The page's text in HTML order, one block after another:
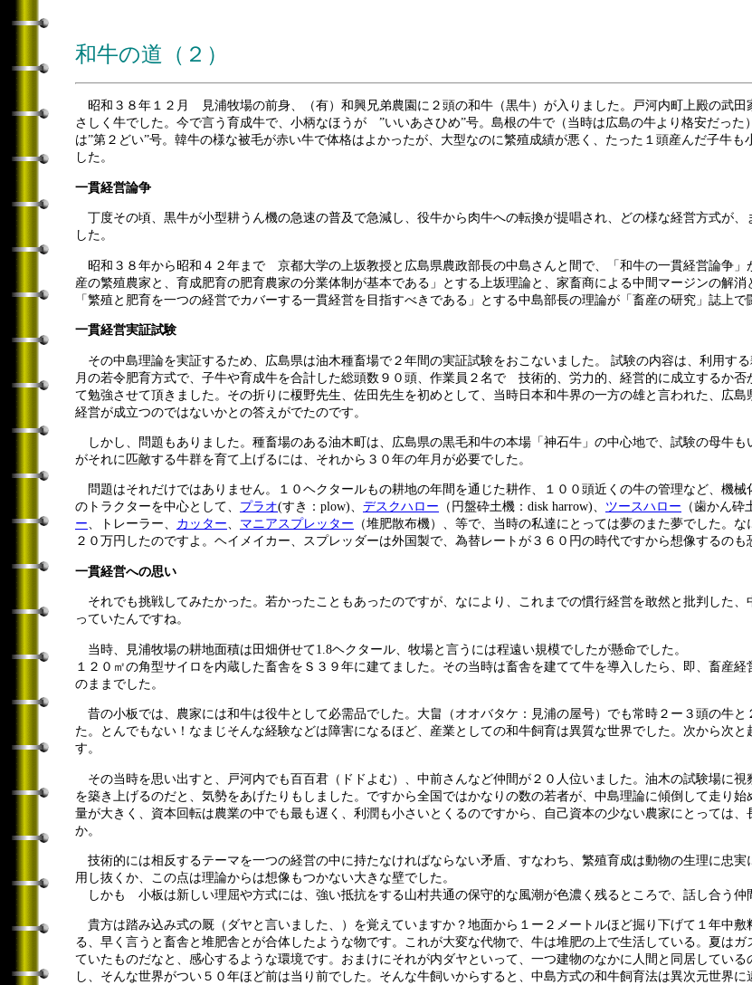
和牛の道（２）
昭和３８年１２月 見浦牧場の前身、（有）和興兄弟農園に２頭の和牛（黒牛）が入りました。戸河内町上殿の武
さしく牛でした。今で言う育成牛で、小柄なほうが ”いいあさひめ”号。島根の牛で（当時は広島の牛より格安だっ
は”第２どい”号。韓牛の様な被毛が赤い牛で体格はよかったが、大型なのに繁殖成績が悪く、たった１頭産んだ子牛
した。
一貫経営論争
丁度その頃、黒牛が小型耕うん機の急速の普及で急減し、役牛から肉牛への転換が提唱され、どの様な経営方式が
した。
昭和３８年から昭和４２年まで 京都大学の上坂教授と広島県農政部長の中島さんと間で、「和牛の一貫経営論争
産の繁殖農家と、育成肥育の肥育農家の分業体制が基本である」とする上坂理論と、家畜商による中間マージンの解
「繁殖と肥育を一つの経営でカバーする一貫経営を目指すべきである」とする中島部長の理論が「畜産の研究」誌上
一貫経営実証試験
その中島理論を実証するため、広島県は油木種畜場で２年間の実証試験をおこないました。 試験の内容は、利用す
月の若令肥育方式で、子牛や育成牛を合計した総頭数９０頭、作業員２名で 技術的、労力的、経営的に成立するか
て勉強させて頂きました。その折りに榎野先生、佐田先生を初めとして、当時日本和牛界の一方の雄と言われた、広
経営が成立つのではないかとの答えがでたのです。
しかし、問題もありました。種畜場のある油木町は、広島県の黒毛和牛の本場「神石牛」の中心地で、試験の母牛
がそれに匹敵する牛群を育て上げるには、それから３０年の年月が必要でした。
問題はそれだけではありません。１０ヘクタールもの耕地の年間を通じた耕作、１００頭近くの牛の管理など、機
のトラクターを中心として、 プラオ(すき：plow)、 デスクハロー （円盤砕土機：disk harrow)、 ツースハロー （歯かん砕
ー、トレーラー、 カッター、 マニアスプレッター （堆肥散布機）、等で、当時の私達にとっては夢のまた夢でした。
２０万円したのですよ。ヘイメイカー、スプレッダーは外国製で、為替レートが３６０円の時代ですから想像するのも
一貫経営への思い
それでも挑戦してみたかった。若かったこともあったのですが、なにより、これまでの慣行経営を敢然と批判した
っていたんですね。
当時、見浦牧場の耕地面積は田畑併せて1.8ヘクタール、牧場と言うには程遠い規模でしたが懸命でした。
１２０㎡の角型サイロを内蔵した畜舎をＳ３９年に建てました。その当時は畜舎を建てて牛を導入したら、即、畜産
のままでした。
昔の小板では、農家には和牛は役牛として必需品でした。大畠（オオバタケ：見浦の屋号）でも常時２ー３頭の牛
た。とんでもない！なまじそんな経験などは障害になるほど、産業としての和牛飼育は異質な世界でした。次から次
す。
その当時を思い出すと、戸河内でも百百君（ドドよむ）、中前さんなど仲間が２０人位いました。油木の試験場に
を築き上げるのだと、気勢をあげたりもしました。ですから全国ではかなりの数の若者が、中島理論に傾倒して走り
量が大きく、資本回転は農業の中でも最も遅く、利潤も小さいとくるのですから、自己資本の少ない農家にとっては
か。
技術的には相反するテーマを一つの経営の中に持たなければならない矛盾、すなわち、繁殖育成は動物の生理に忠
用し抜くか、この点は理論からは想像もつかない大きな壁でした。
しかも 小板は新しい理屈や方式には、強い抵抗をする山村共通の保守的な風潮が色濃く残るところで、話し合う仲
貴方は踏み込み式の厩（ダヤと言いました、）を覚えていますか？地面から１ー２メートルほど掘り下げて１年中
る、早く言うと畜舎と堆肥舎とが合体したような物です。これが大変な代物で、牛は堆肥の上で生活している。夏は
ていたものだなと、感心するような環境です。おまけにそれが内ダヤといって、一つ建物のなかに人間と同居してい
し、そんな世界がつい５０年ほど前は当り前でした。そんな牛飼いからすると、中島方式の和牛飼育法は異次元世界